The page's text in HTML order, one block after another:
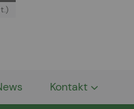
Kontakt